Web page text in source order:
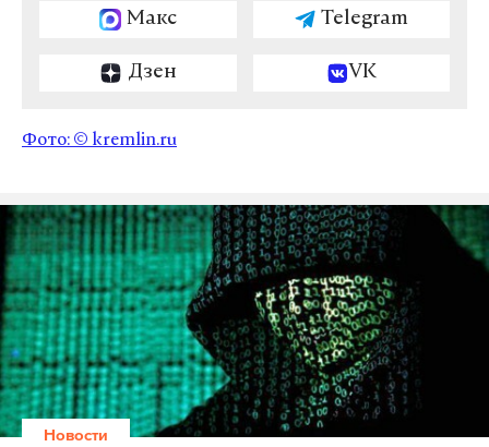
Макс Telegram
Дзен VK
Фото: © kremlin.ru
Новости